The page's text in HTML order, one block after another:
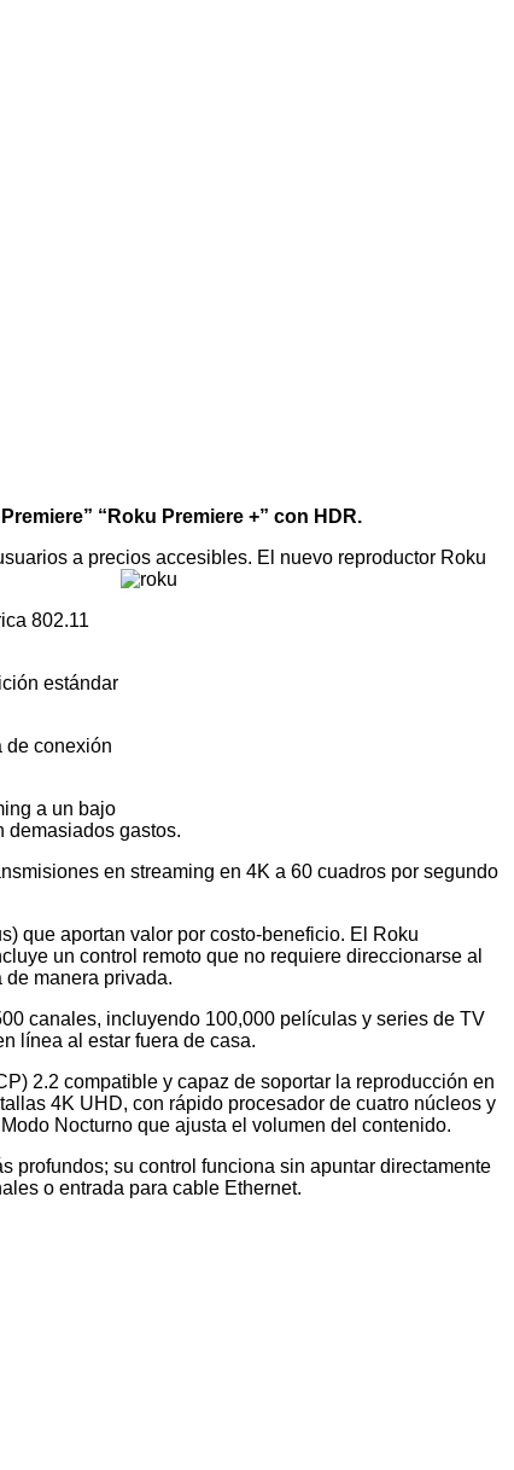
“Roku Premiere +” con HDR.
a precios accesibles. El nuevo reproductor Roku
802.11
estándar
de conexión
a un bajo
demasiados gastos.
en streaming en 4K a 60 cuadros por segundo
que aportan valor por costo-beneficio. El Roku
un control remoto que no requiere direccionarse al
manera privada.
canales, incluyendo 100,000 películas y series de TV
línea al estar fuera de casa.
2.2 compatible y capaz de soportar la reproducción en
4K UHD, con rápido procesador de cuatro núcleos y
Nocturno que ajusta el volumen del contenido.
profundos; su control funciona sin apuntar directamente
o entrada para cable Ethernet.